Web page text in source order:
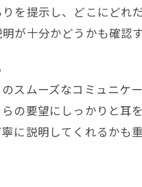
を提示し、どこにどれ
が十分かどうかも確認
スムーズなコミュニケ
の要望にしっかりと耳
に説明してくれるかも重